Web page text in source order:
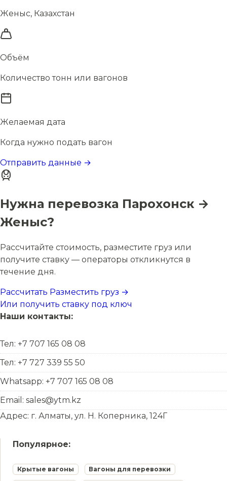
Женыс, Казахстан
Объём
Количество тонн или вагонов
Желаемая дата
Когда нужно подать вагон
Отправить данные →
Нужна перевозка Парохонск →
Женыс?
Рассчитайте стоимость, разместите груз или
получите ставку — операторы откликнутся в
течение дня.
Рассчитать Разместить груз →
Или получить ставку под ключ
Наши контакты:
Тел: +7 707 165 08 08
Тел: +7 727 339 55 50
Whatsapp: +7 707 165 08 08
Email: sales@ytm.kz
Адрес: г. Алматы, ул. Н. Коперника, 124Г
Популярное:
Крытые вагоны Вагоны для перевозки